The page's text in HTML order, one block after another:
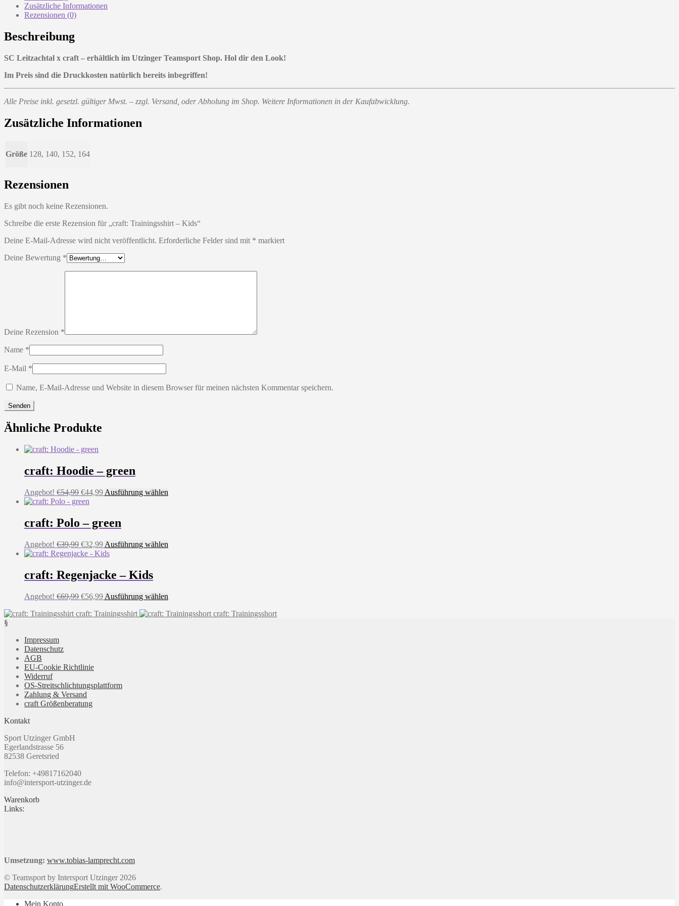
Zusätzliche Informationen
Rezensionen (0)
Beschreibung
SC Leitzachtal x craft – erhältlich im Utzinger Teamsport Shop. Hol dir den Look!
Im Preis sind die Druckkosten natürlich bereits inbegriffen!
Alle Preise inkl. gesetzl. gültiger Mwst. – zzgl. Versand, oder Abholung im Shop. Weitere Informationen in der Kaufabwicklung.
Zusätzliche Informationen
Größe 128, 140, 152, 164
Rezensionen
Es gibt noch keine Rezensionen.
Schreibe die erste Rezension für „craft: Trainingsshirt – Kids“
Deine E-Mail-Adresse wird nicht veröffentlicht. Erforderliche Felder sind mit * markiert
Deine Bewertung *
Deine Rezension *
Name *
E-Mail *
Name, E-Mail-Adresse und Website in diesem Browser für meinen nächsten Kommentar speichern.
Ähnliche Produkte
craft: Hoodie – green
Angebot! €54,99 Ursprünglicher
Preis
€54,99
€44,99Aktueller
Ausführung wählen
Die
gewählt
werden
craft: Polo – green
Angebot! €39,99 Ursprünglicher
Preis
€39,99
€32,99Aktueller
Preis
€32,99.
Ausführung wählen
Die
können
craft: Regenjacke – Kids
Angebot! €69,99 Ursprünglicher
war:
€56,99Aktueller
ist:
Ausführung wählen
weist
craft: Trainingsshirt
craft: Trainingsshort
§
Impressum
Datenschutz
AGB
EU-Cookie Richtlinie
Widerruf
OS-Streitschlichtungsplattform
Zahlung & Versand
craft Größenberatung
Kontakt
Sport Utzinger GmbH
Egerlandstrasse 56
82538 Geretsried
Telefon: +49817162040
info@intersport-utzinger.de
Warenkorb
Links:
Umsetzung: www.tobias-lamprecht.com
© Teamsport by Intersport Utzinger 2026
DatenschutzerklärungErstellt mit WooCommerce.
Mein Konto